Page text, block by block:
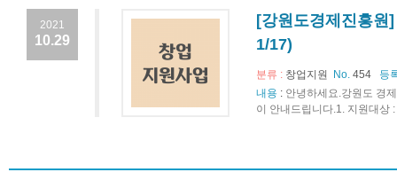
2021
10.29
[강원도경제진흥원
1/17)
분류 : 창업지원 No. 454
등
내용 : 안녕하세요.강원도 경
이 안내드립니다.1. 지원대상